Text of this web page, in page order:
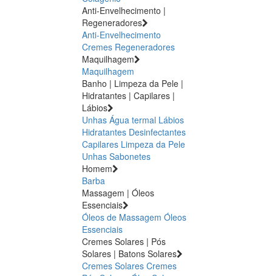
Anti-Envelhecimento |
Regeneradores
Anti-Envelhecimento
Cremes Regeneradores
Maquilhagem
Maquilhagem
Banho | Limpeza da Pele |
Hidratantes | Capilares |
Lábios
Unhas Água termal Lábios
Hidratantes Desinfectantes
Capilares Limpeza da Pele
Unhas Sabonetes
Homem
Barba
Massagem | Óleos
Essenciais
Óleos de Massagem Óleos
Essenciais
Cremes Solares | Pós
Solares | Batons Solares
Cremes Solares Cremes